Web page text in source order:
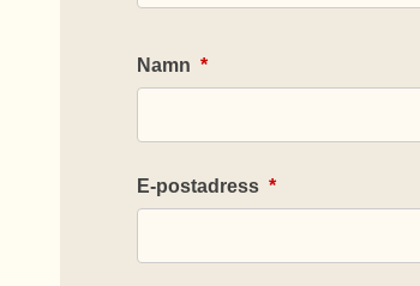
Namn *
E-postadress *